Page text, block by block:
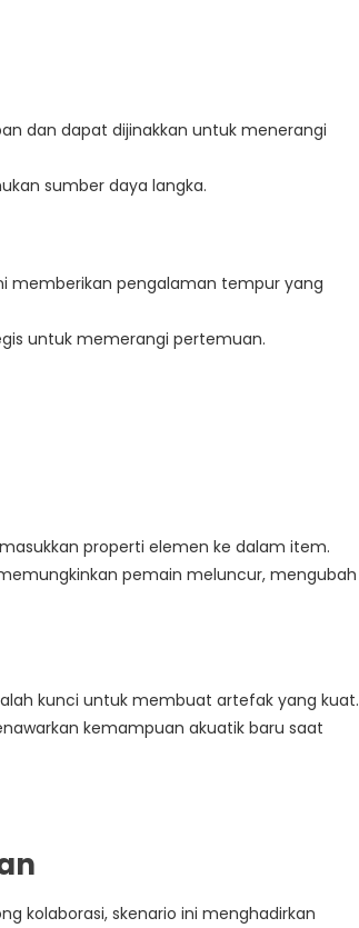
dan dapat dijinakkan untuk menerangi
sumber daya langka.
memberikan pengalaman tempur yang
untuk memerangi pertemuan.
properti elemen ke dalam item.
pemain meluncur, mengubah
kunci untuk membuat artefak yang kuat.
kemampuan akuatik baru saat
kolaborasi, skenario ini menghadirkan